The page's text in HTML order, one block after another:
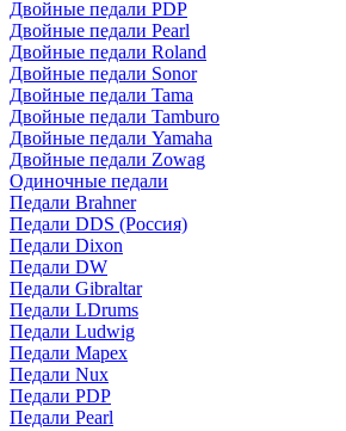
Двойные педали PDP
Двойные педали Pearl
Двойные педали Roland
Двойные педали Sonor
Двойные педали Tama
Двойные педали Tamburo
Двойные педали Yamaha
Двойные педали Zowag
Одиночные педали
Педали Brahner
Педали DDS (Россия)
Педали Dixon
Педали DW
Педали Gibraltar
Педали LDrums
Педали Ludwig
Педали Mapex
Педали Nux
Педали PDP
Педали Pearl